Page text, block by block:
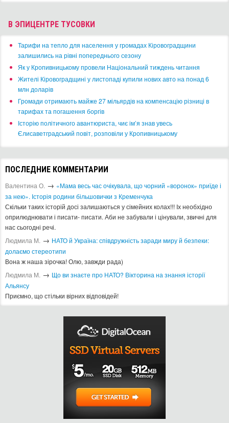
В ЭПИЦЕНТРЕ ТУСОВКИ
​Тарифи на тепло для населення у громадах Кіровоградщини
залишились на рівні попереднього сезону
​Як у Кропивницькому провели Національний тиждень читання
​Жителі Кіровоградщині у листопаді купили нових авто на понад 6
млн доларів
​Громади отримають майже 27 мільярдів на компенсацію різниці в
тарифах та погашення боргів
Історію політичного авантюриста, чиє ім’я знав увесь
Єлисаветградський повіт, розповіли у Кропивницькому
ПОСЛЕДНИЕ КОММЕНТАРИИ
Валентина О. → «Мама весь час очікувала, що чорний «воронок» приїде і
за нею». Історія родини більшовички з Кременчука
Скільки таких історій досі залишаються у сімейних колах!!! Іх необхідно
оприлюднювати і писати- писати. Аби не забували і цінували, звичні для
нас сьогодні речі.
Людмила М. → ​НАТО й Україна: співдружність заради миру й безпеки:
долаємо стереотипи
Вона ж наша зірочка! Олю, завжди рада)
Людмила М. → Що ви знаєте про НАТО? Вікторина на знання історії
Альянсу ​
Приємно, що стільки вірних відповідей!